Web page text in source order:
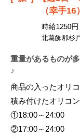
（幸手16）
時給1250円
北葛飾郡杉
重量があるものが
♪
商品の入ったオリ
積み付けたオリコ
①18:00～24:00
②17:00～24:00